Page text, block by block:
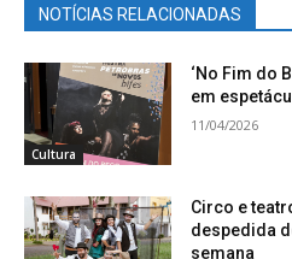
NOTÍCIAS RELACIONADAS
Cultura
‘No Fim do
em
11/04/2026
Circo e
despedida
semana